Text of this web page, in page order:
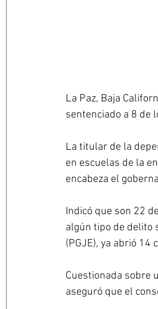
La Paz, Baja
sentenciado a 8 de
La titular de la
en escuelas de la
encabeza el
Indicó que son 22
algún tipo de delito
(PGJE), ya abrió
Cuestionada sobre
aseguró que el